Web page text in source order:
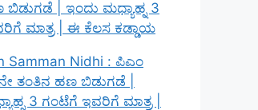
| ಇಂದು ಮಧ್ಯಾಹ್ನ 3
ಮಾತ್ರ | ಈ ಕೆಲಸ ಕಡ್ಡಾಯ
Samman Nidhi : ಪಿಎಂ
ತಂತಿನ ಹಣ ಬಿಡುಗಡೆ |
3 ಗಂಟೆಗೆ ಇವರಿಗೆ ಮಾತ್ರ |